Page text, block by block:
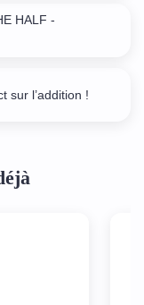
HALF -
sur l’addition !